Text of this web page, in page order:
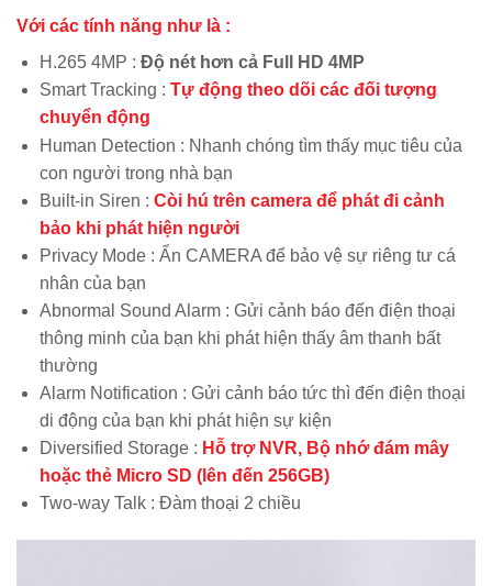
Với các tính năng như là :
H.265 4MP : Độ nét hơn cả Full HD 4MP
Smart Tracking : Tự động theo dõi các đối tượng
chuyển động
Human Detection : Nhanh chóng tìm thấy mục tiêu của
con người trong nhà bạn
Built-in Siren : Còi hú trên camera để phát đi cảnh
bảo khi phát hiện người
Privacy Mode : Ẩn CAMERA để bảo vệ sự riêng tư cá
nhân của bạn
Abnormal Sound Alarm : Gửi cảnh báo đến điện thoại
thông minh của bạn khi phát hiện thấy âm thanh bất
thường
Alarm Notification : Gửi cảnh báo tức thì đến điện thoại
di động của bạn khi phát hiện sự kiện
Diversified Storage : Hỗ trợ NVR, Bộ nhớ đám mây
hoặc thẻ Micro SD (lên đến 256GB)
Two-way Talk : Đàm thoại 2 chiều